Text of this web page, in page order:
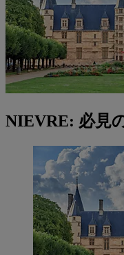
NIEVRE: 必見